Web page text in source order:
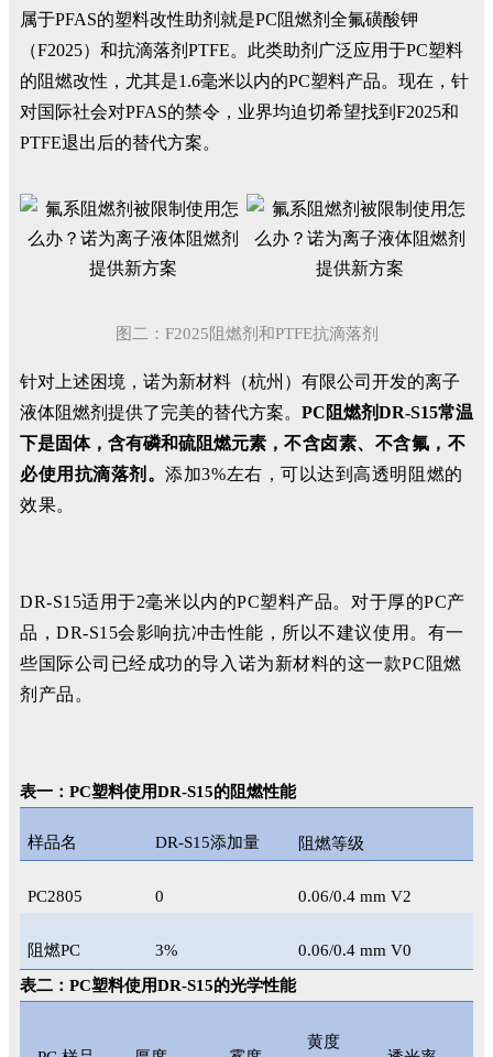
属于PFAS的塑料改性助剂就是PC阻燃剂全氟磺酸钾
（F2025）和抗滴落剂PTFE。此类助剂广泛应用于PC塑料
的阻燃改性，尤其是1.6毫米以内的PC塑料产品。现在，针
对国际社会对PFAS的禁令，业界均迫切希望找到F2025和
PTFE退出后的替代方案。
图二：F2025阻燃剂和PTFE抗滴落剂
针对上述困境，诺为新材料（杭州）有限公司开发的离子
液体阻燃剂提供了完美的替代方案。 PC阻燃剂DR-S15常温
下是固体，含有磷和硫阻燃元素， 不含卤素、不含氟，不
必使用抗滴落剂。添加3%左右，可以达到高透明阻燃的
效果。
DR-S15适用于2毫米以内的PC塑料产品。对于厚的PC产
品，DR-S15会影响抗冲击性能，所以不建议使用。有一
些国际公司已经成功的导入诺为新材料的这一款PC阻燃
剂产品。
表一：PC塑料使用DR-S15的阻燃性能
样品名 DR-S15添加量 阻燃等级
PC2805 0 0.06/0.4 mm V2
阻燃PC 3%
0.06/0.4 mm V0
表二：PC塑料使用DR-S15的光学性能
黄度